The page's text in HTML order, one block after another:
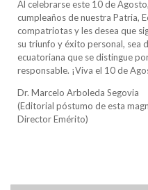
Al celebrarse este 10 de
cumpleaños de nuestra Patria,
compatriotas y les desea que
su triunfo y éxito personal, sea
ecuatoriana que se distingue
responsable. ¡Viva el 10 de
Dr. Marcelo Arboleda Segovia
(Editorial póstumo de esta
Director Emérito)